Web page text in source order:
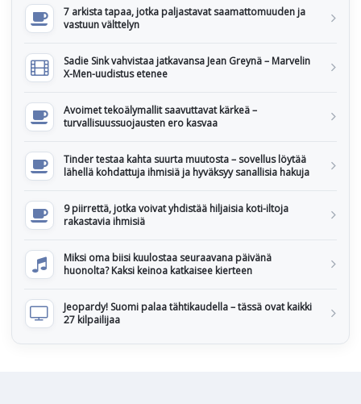
7 arkista tapaa, jotka paljastavat saamattomuuden ja
vastuun välttelyn
Sadie Sink vahvistaa jatkavansa Jean Greynä – Marvelin
X-Men-uudistus etenee
Avoimet tekoälymallit saavuttavat kärkeä –
turvallisuussuojausten ero kasvaa
Tinder testaa kahta suurta muutosta – sovellus löytää
lähellä kohdattuja ihmisiä ja hyväksyy sanallisia hakuja
9 piirrettä, jotka voivat yhdistää hiljaisia koti-iltoja
rakastavia ihmisiä
Miksi oma biisi kuulostaa seuraavana päivänä
huonolta? Kaksi keinoa katkaisee kierteen
Jeopardy! Suomi palaa tähtikaudella – tässä ovat kaikki
27 kilpailijaa